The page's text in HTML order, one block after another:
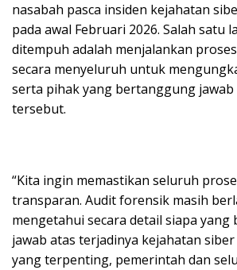
nasabah pasca insiden kejahatan
pada awal Februari 2026. Salah satu
ditempuh adalah menjalankan
secara menyeluruh untuk
serta pihak yang bertanggung jawab
tersebut.
“Kita ingin memastikan seluruh
transparan. Audit forensik masih
mengetahui secara detail siapa
jawab atas terjadinya kejahatan
yang terpenting, pemerintah dan